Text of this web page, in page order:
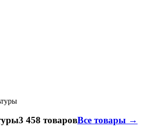
3 458 товаровВсе товары →